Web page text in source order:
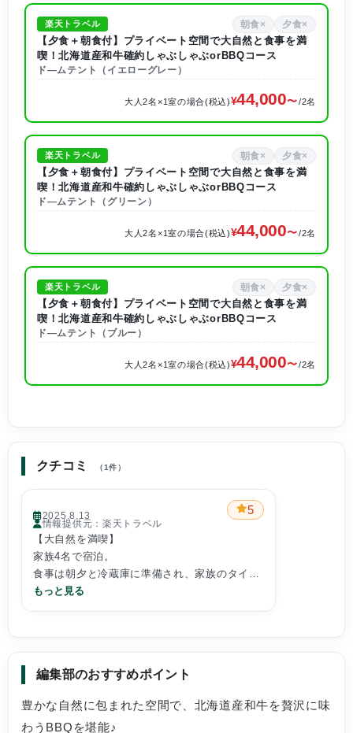
楽天トラベル 朝食× 夕食×
【夕食＋朝食付】プライベート空間で大自然と食事を満
喫！北海道産和牛確約しゃぶしゃぶorBBQコース
ド―ムテント（イエローグレー）
大人2名×1室の場合(税込) 44,000 /2名
楽天トラベル 朝食× 夕食×
【夕食＋朝食付】プライベート空間で大自然と食事を満
喫！北海道産和牛確約しゃぶしゃぶorBBQコース
ド―ムテント（グリーン）
大人2名×1室の場合(税込) 44,000 /2名
楽天トラベル 朝食× 夕食×
【夕食＋朝食付】プライベート空間で大自然と食事を満
喫！北海道産和牛確約しゃぶしゃぶorBBQコース
ド―ムテント（ブルー）
大人2名×1室の場合(税込) 44,000 /2名
クチコミ （1件）
2025.8.13 5
情報提供元：楽天トラベル
【大自然を満喫】
家族4名で宿泊。
食事は朝夕と冷蔵庫に準備され、家族のタイミ
ングで調理可能。
シャワー、トイレ設備も十分、また8月に宿泊
ことが出来た。また、無料のカードゲームやボ
ードゲームもあり家族団欒。唯一の心残りは、
もっと見る
編集部のおすすめポイント
豊かな自然に包まれた空間で、北海道産和牛を贅沢に味
わうBBQを堪能♪